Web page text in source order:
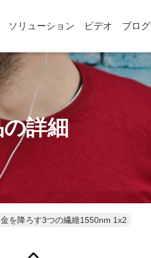
ソリューション ビデオ ブログ
詳細
を降ろす3つの繊維1550nm 1x2